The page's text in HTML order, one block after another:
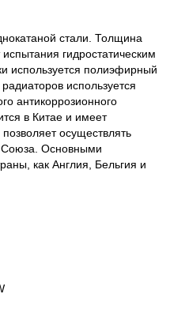
стали. Толщина
гидростатическим
используется полиэфирный
используется
антикоррозионного
в Китае и имеет
осуществлять
Союза. Основными
как Англия, Бельгия и